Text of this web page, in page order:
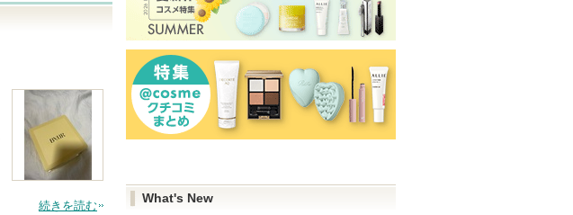
続きを読む
What's New